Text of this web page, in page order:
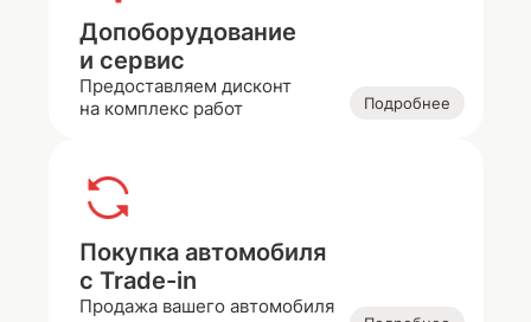
Допоборудование
и сервис
Предоставляем дисконт
на комплекс работ
Подробнее
Покупка автомобиля
с Trade-in
Продажа вашего автомобиля